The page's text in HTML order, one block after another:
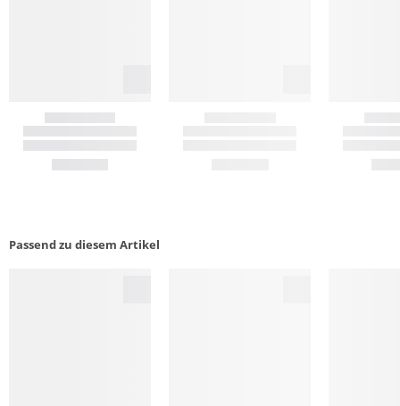
Passend zu diesem Artikel